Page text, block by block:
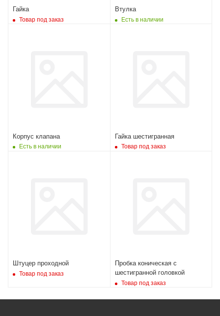
Гайка
Товар под заказ
Втулка
Есть в наличии
Корпус клапана
Есть в наличии
Гайка шестигранная
Товар под заказ
Штуцер проходной
Товар под заказ
Пробка коническая с
шестигранной головкой
Товар под заказ